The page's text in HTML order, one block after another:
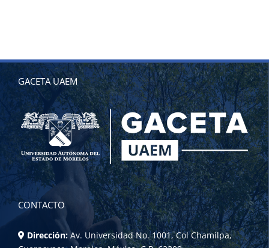
GACETA UAEM
CONTACTO
Dirección: Av. Universidad No. 1001, Col Chamilpa,